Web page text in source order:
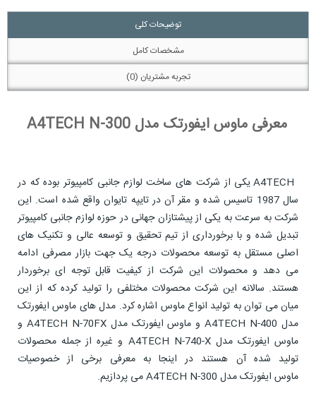
توضیحات کلی
مشخصات کامل
تجربه مشتریان (0)
معرفی ماوس ایفورتک مدل A4TECH N-300
A4TECH یکی از شرکت های ساخت لوازم جانبی کامپیوتر بوده که در
سال 1987 تاسیس شده و مقر آن در تایپه تایوان واقع شده است. این
شرکت به سرعت به یکی از پیشتازان جهانی در حوزه لوازم جانبی کامپیوتر
تبدیل شده و با برخورداری از تیم تحقیق و توسعه عالی و تکنیک های
اصلی مستقل به توسعه محصولات درجه یک جهت بازار مصرفی ادامه
می دهد و محصولات این شرکت از کیفیت قابل توجه ای برخوردار
هستند. سالانه این شرکت محصولات مختلفی را تولید کرده که از این
میان می توان به تولید انواع ماوس اشاره کرد. مدل های ماوس ایفورتک
مدل A4TECH N-400 و ماوس ایفورتک مدل A4TECH N-70FX و
ماوس ایفورتک مدل A4TECH N-740-X و غیره از جمله محصولات
تولید شده آن هستند در اینجا به معرفی برخی از خصوصیات
ماوس ایفورتک مدل A4TECH N-300 می پردازیم.